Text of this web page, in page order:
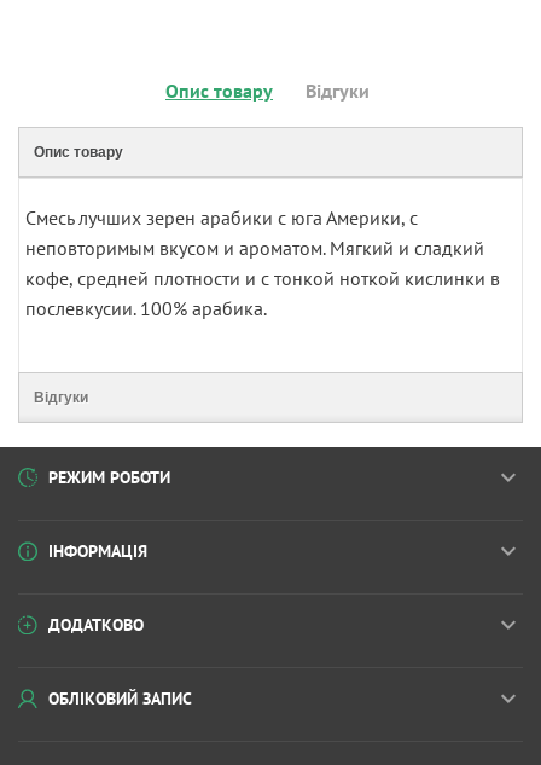
Опис товару Відгуки
Опис товару
Смесь лучших зерен арабики с юга Америки, с
неповторимым вкусом и ароматом. Мягкий и сладкий
кофе, средней плотности и с тонкой ноткой кислинки в
послевкусии. 100% арабика.
Відгуки
РЕЖИМ РОБОТИ
ІНФОРМАЦІЯ
ДОДАТКОВО
ОБЛІКОВИЙ ЗАПИС